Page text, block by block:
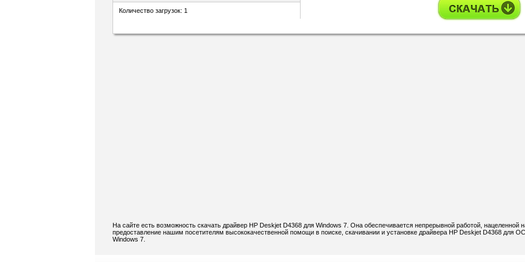
Количество загрузок: 1
На сайте есть возможность скачать драйвер HP Deskjet D4368 для Windows 7. Она обеспечивается непрерывной работой, нацеленной
предоставление нашим посетителям высококачественной помощи в поиске, скачивании и установке драйвера HP Deskjet D4368 для ОС
Windows 7.